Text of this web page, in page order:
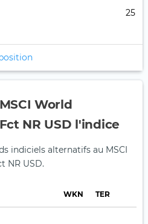
25
World
NR USD l'indice
indiciels alternatifs au MSCI
NR USD.
WKN TER